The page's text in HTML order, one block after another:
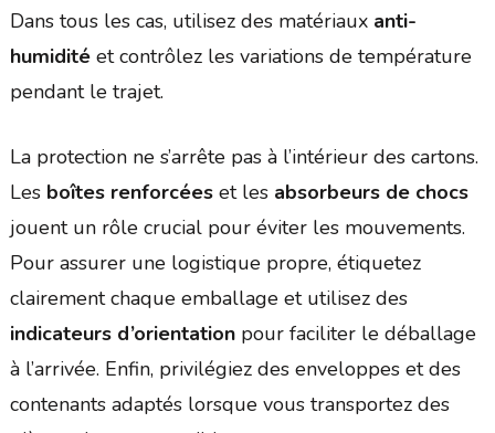
Dans tous les cas, utilisez des matériaux anti-
humiditéet contrôlez les variations de température
pendant le trajet.
La protection ne s’arrête pas à l’intérieur des cartons.
Les boîtes renforcéeset les absorbeurs de chocs
jouent un rôle crucial pour éviter les mouvements.
Pour assurer une logistique propre, étiquetez
clairement chaque emballage et utilisez des
indicateurs d’orientationpour faciliter le déballage
à l’arrivée. Enfin, privilégiez des enveloppes et des
contenants adaptés lorsque vous transportez des